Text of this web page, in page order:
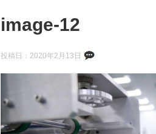
image-12
投稿日： 2020年2月13日